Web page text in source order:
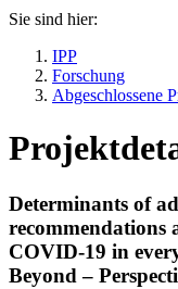
Sie sind hier:
IPP
Forschung
Abgeschlossene
Determinants of
recommendations
COVID-19 in
Beyond –